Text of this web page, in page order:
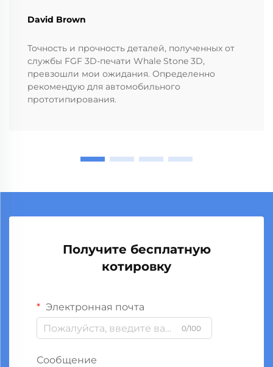
David Brown
Точность и прочность деталей, полученных от
службы FGF 3D-печати Whale Stone 3D,
превзошли мои ожидания. Определенно
рекомендую для автомобильного
прототипирования.
Получите бесплатную
котировку
Электронная почта
0/100
Сообщение